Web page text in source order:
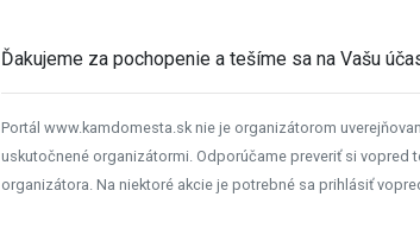
Ďakujeme za pochopenie a tešíme sa na Vašu
Portál www.kamdomesta.sk nie je organizátorom
uskutočnené organizátormi. Odporúčame preveriť si vopred
organizátora. Na niektoré akcie je potrebné sa prihlásiť